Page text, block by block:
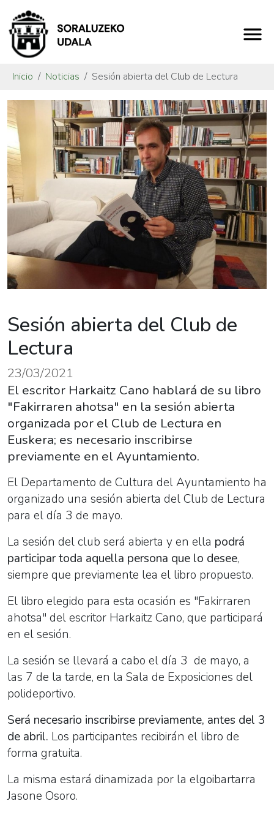
Inicio Noticias Sesión abierta del Club de Lectura
Sesión abierta del Club de
Lectura
23/03/2021
El escritor Harkaitz Cano hablará de su libro
"Fakirraren ahotsa" en la sesión abierta
organizada por el Club de Lectura en
Euskera; es necesario inscribirse
previamente en el Ayuntamiento.
El Departamento de Cultura del Ayuntamiento ha
organizado una sesión abierta del Club de Lectura
para el día 3 de mayo.
La sesión del club será abierta y en ella podrá
participar toda aquella persona que lo desee,
siempre que previamente lea el libro propuesto.
El libro elegido para esta ocasión es "Fakirraren
ahotsa" del escritor Harkaitz Cano, que participará
en el sesión.
La sesión se llevará a cabo el día 3 de mayo, a
las 7 de la tarde, en la Sala de Exposiciones del
polideportivo.
Será necesario inscribirse previamente, antes del 3
de abril. Los participantes recibirán el libro de
forma gratuita.
La misma estará dinamizada por la elgoibartarra
Jasone Osoro.